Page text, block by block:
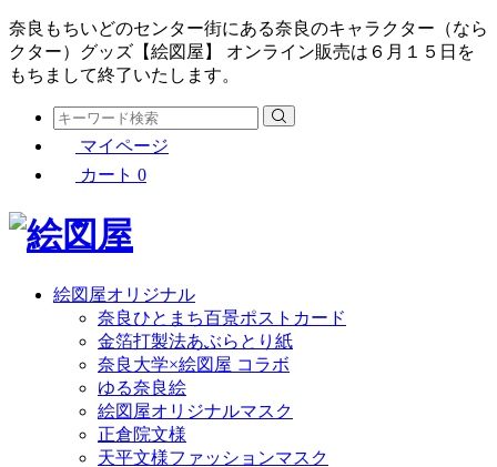
奈良もちいどのセンター街にある奈良のキャラクター（なら
クター）グッズ【絵図屋】 オンライン販売は６月１５日を
もちまして終了いたします。
マイページ
カート 0
絵図屋オリジナル
奈良ひとまち百景ポストカード
金箔打製法あぶらとり紙
奈良大学×絵図屋 コラボ
ゆる奈良絵
絵図屋オリジナルマスク
正倉院文様
天平文様ファッションマスク